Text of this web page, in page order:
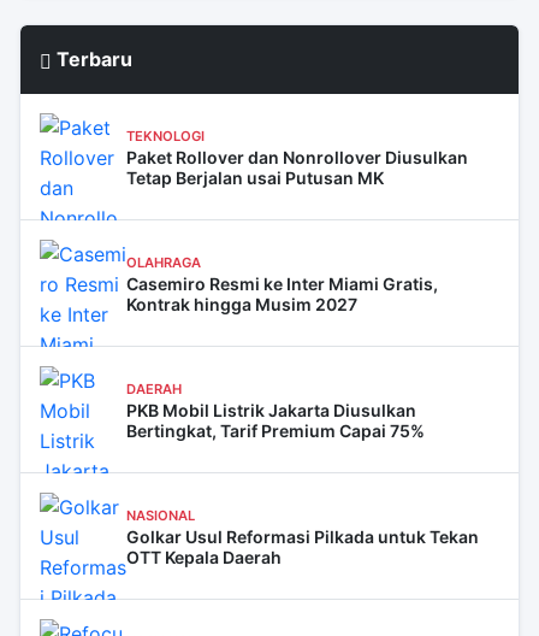
Terbaru
TEKNOLOGI
Paket Rollover dan Nonrollover Diusulkan
Tetap Berjalan usai Putusan MK
OLAHRAGA
Casemiro Resmi ke Inter Miami Gratis,
Kontrak hingga Musim 2027
DAERAH
PKB Mobil Listrik Jakarta Diusulkan
Bertingkat, Tarif Premium Capai 75%
NASIONAL
Golkar Usul Reformasi Pilkada untuk Tekan
OTT Kepala Daerah